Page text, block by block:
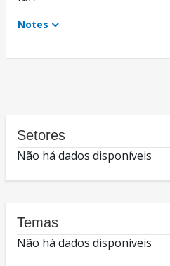
Notes
Setores
Não há dados disponíveis
Temas
Não há dados disponíveis